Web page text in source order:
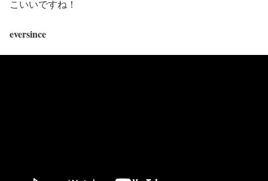
こいいですね！
eversince